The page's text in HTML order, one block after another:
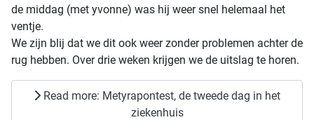
de middag (met yvonne) was hij weer snel helemaal het
ventje.
We zijn blij dat we dit ook weer zonder problemen achter de
rug hebben. Over drie weken krijgen we de uitslag te horen.
Read more: Metyrapontest, de tweede dag in het
ziekenhuis